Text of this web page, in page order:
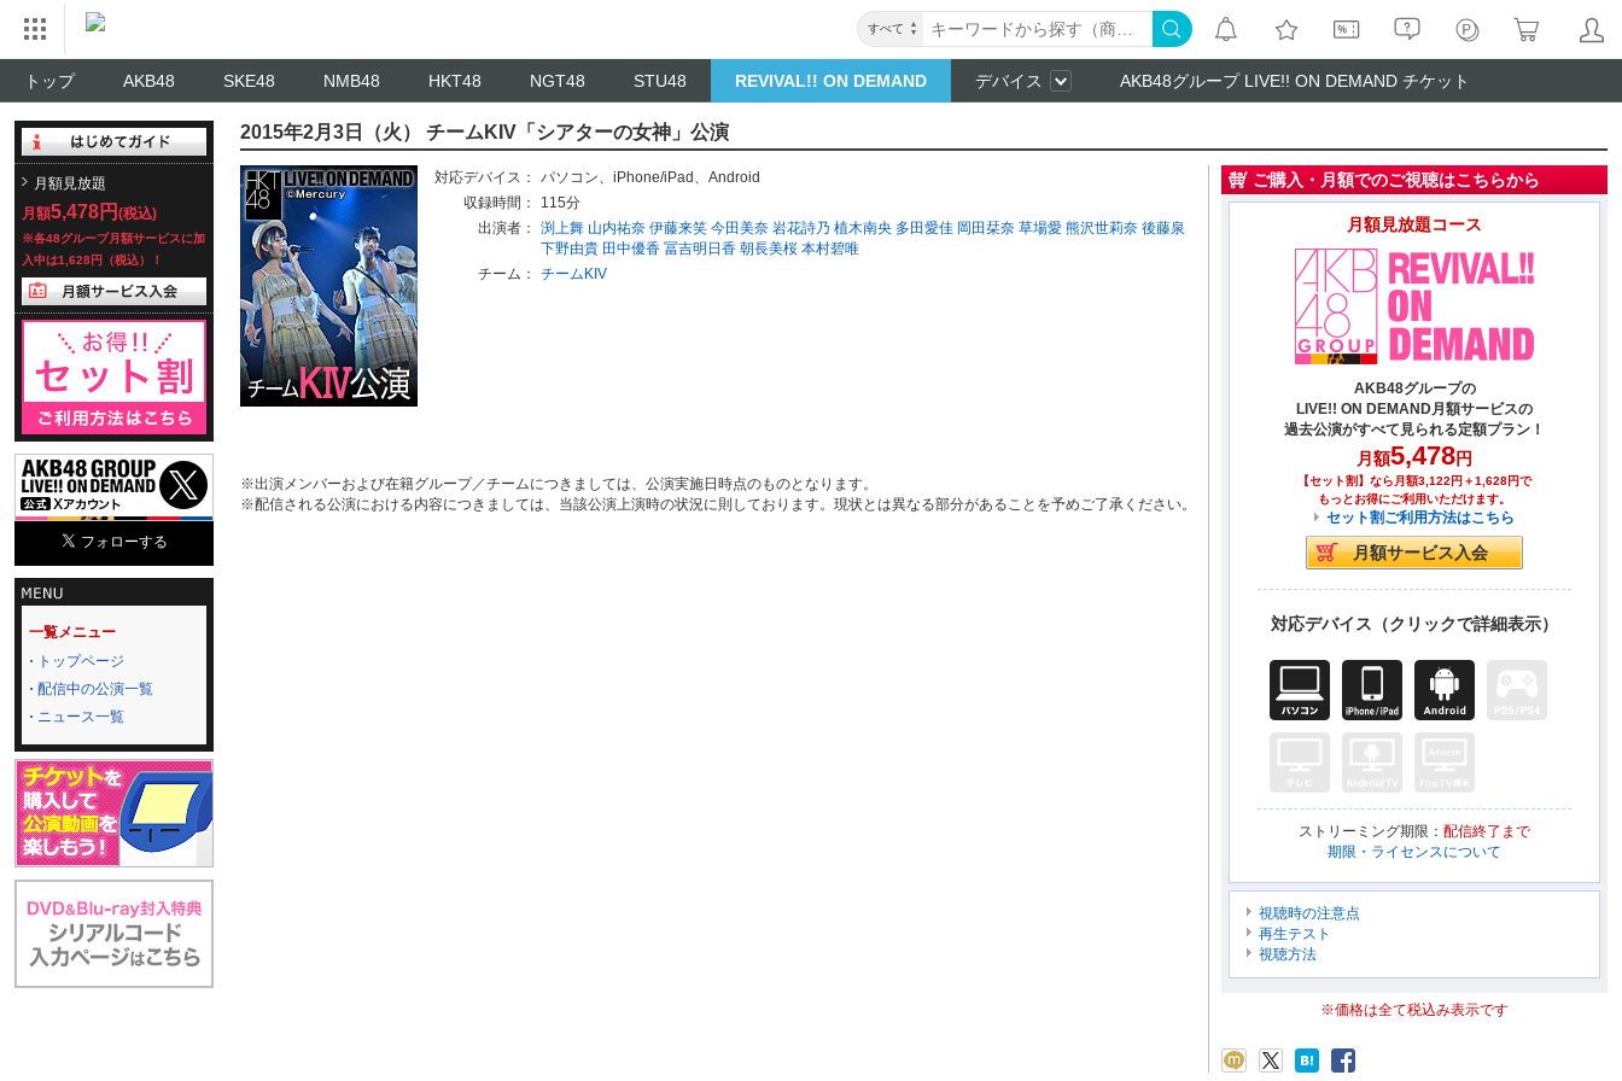
すべて
トップ AKB48 SKE48 NMB48 HKT48 NGT48 STU48 REVIVAL!! ON DEMAND デバイス AKB48グループ LIVE!! ON DEMAND チケット
月額見放題
月額5,478円 (税込)
※各48グループ月額サービスに加
入中は1,628円（税込）！
一覧メニュー
トップページ
配信中の公演一覧
ニュース一覧
2015年2月3日（火） チームKIV「シアターの女神」公演
対応デバイス： パソコン、 iPhone/iPad 、 Android
収録時間：
115分
出演者：
渕上舞 山内祐奈 伊藤来笑 今田美奈 岩花詩乃 植木南央 多田愛佳 岡田栞奈 草場愛 熊沢世莉奈 後藤泉
下野由貴 田中優香 冨吉明日香 朝長美桜 本村碧唯
チーム：
チームKIV
※出演メンバーおよび在籍グループ／チームにつきましては、公演実施日時点のものとなります。
※配信される公演における内容につきましては、当該公演上演時の状況に則しております。現状とは異なる部分があることを予めご了承ください。
ご購入・月額でのご視聴はこちらから
月額見放題コース
AKB48グループの
LIVE!! ON DEMAND月額サービスの
過去公演がすべて見られる定額プラン！
月額5,478円
【セット割】なら月額3,122円＋1,628円で
もっとお得にご利用いただけます。
セット割ご利用方法はこちら
対応デバイス（クリックで詳細表示）
ストリーミング期限： 配信終了まで
期限・ライセンスについて
視聴時の注意点
再生テスト
視聴方法
※価格は全て税込み表示です